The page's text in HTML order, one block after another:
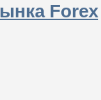
Forex